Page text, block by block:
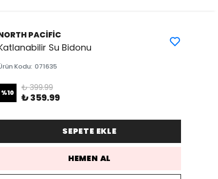
PACİFİC
Su Bidonu
Kodu: 071635
%10 ₺ 399.99
₺ 359.99
SEPETE EKLE
HEMEN AL